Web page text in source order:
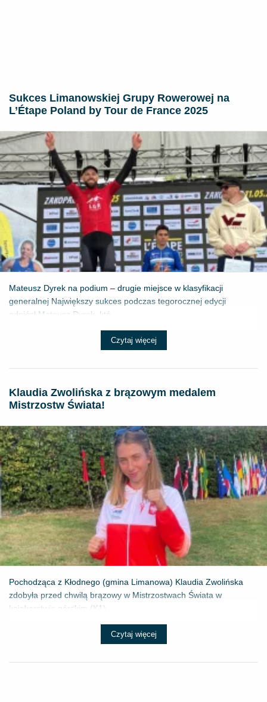
Sukces Limanowskiej Grupy Rowerowej na
L’Étape Poland by Tour de France 2025
Mateusz Dyrek na podium – drugie miejsce w klasyfikacji
generalnej Największy sukces podczas tegorocznej edycji
odniósł Mateusz Dyrek, któ...
Czytaj więcej
Klaudia Zwolińska z brązowym medalem
Mistrzostw Świata!
Pochodząca z Kłodnego (gmina Limanowa) Klaudia Zwolińska
zdobyła przed chwilą brązowy w Mistrzostwach Świata w
kajakarstwie górskim (K1) ...
Czytaj więcej